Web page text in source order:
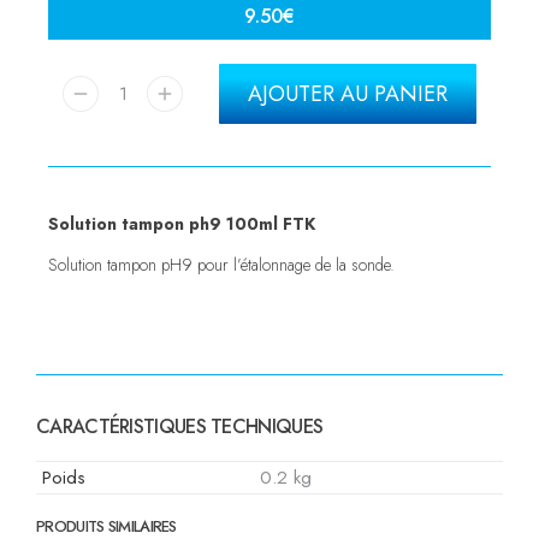
9.50€
AJOUTER AU PANIER
Solution tampon ph9 100ml FTK
Solution tampon pH9 pour l’étalonnage de la sonde.
CARACTÉRISTIQUES TECHNIQUES
Poids 0.2 kg
PRODUITS SIMILAIRES